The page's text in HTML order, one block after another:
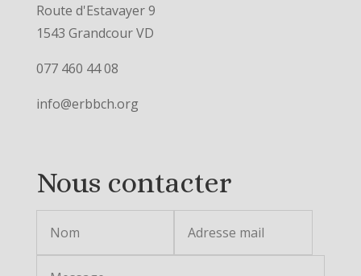
Route d'Estavayer 9
1543 Grandcour VD
077 460 44 08
info@erbbch.org
Nous contacter